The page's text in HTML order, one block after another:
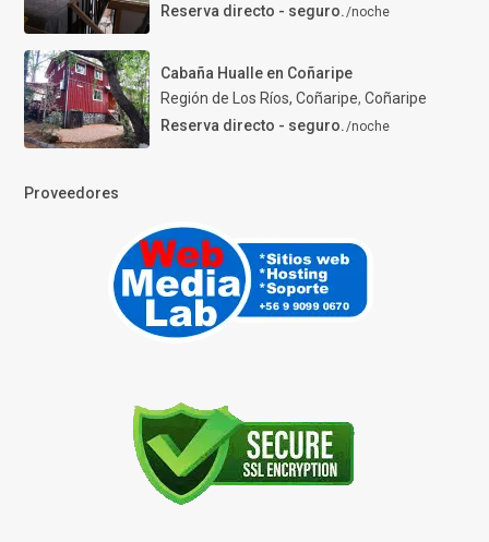
Reserva directo - seguro./noche
Cabaña Hualle en Coñaripe
Región de Los Ríos, Coñaripe, Coñaripe
Reserva directo - seguro./noche
Proveedores